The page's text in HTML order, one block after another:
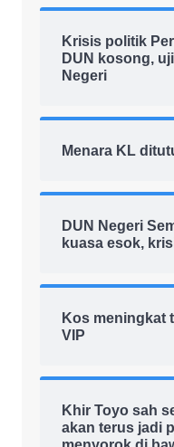
Krisis politik
DUN kosong,
Negeri
Menara KL
DUN Negeri
kuasa esok,
Kos meningkat
VIP
Khir Toyo sah
akan terus jadi